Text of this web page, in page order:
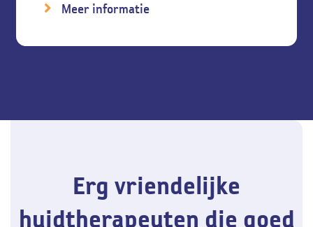
Meer informatie
Erg vriendelijke
huidtherapeuten die goed